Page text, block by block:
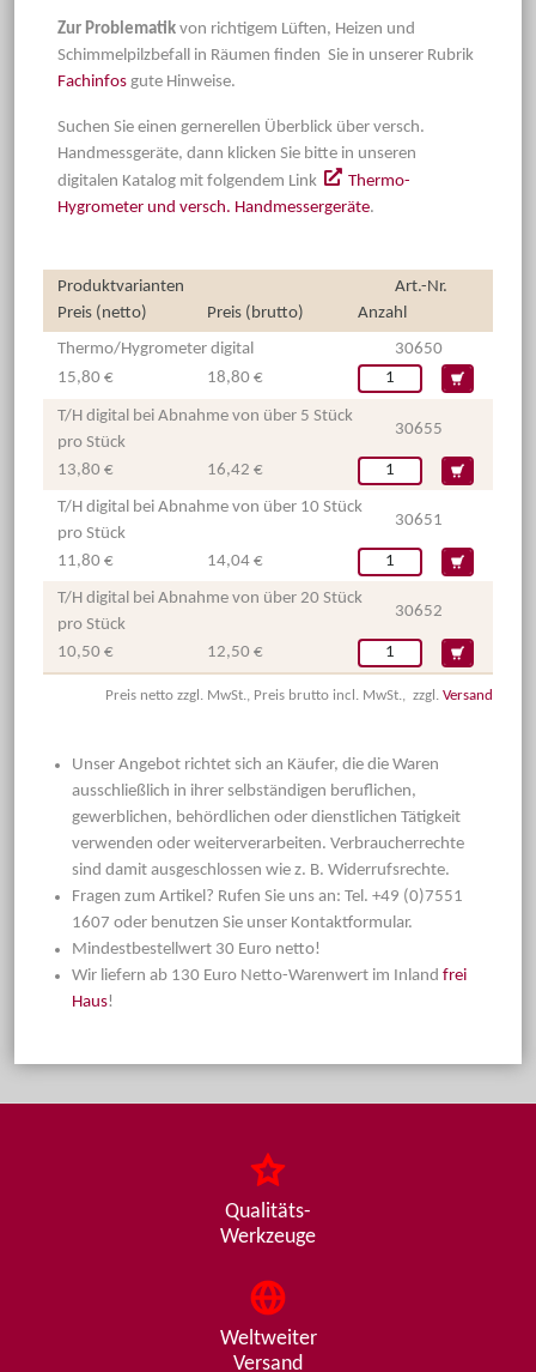
Zur Problematik von richtigem Lüften, Heizen und
Schimmelpilzbefall in Räumen finden Sie in unserer Rubrik
Fachinfos gute Hinweise.
Suchen Sie einen gernerellen Überblick über versch.
Handmessgeräte, dann klicken Sie bitte in unseren
digitalen Katalog mit folgendem Link
Thermo-
Hygrometer und versch. Handmessergeräte.
Produktvarianten
Art.-Nr.
Preis (netto)
Preis (brutto) Anzahl
Thermo/Hygrometer digital
30650
15,80 €
18,80 €
T/H digital bei Abnahme von über 5 Stück
pro Stück
30655
13,80 € 16,42 €
T/H digital bei Abnahme von über 10 Stück
pro Stück
30651
11,80 € 14,04 €
T/H digital bei Abnahme von über 20 Stück
pro Stück
30652
10,50 € 12,50 €
Preis netto zzgl. MwSt., Preis brutto incl. MwSt., zzgl. Versand
Unser Angebot richtet sich an Käufer, die die Waren
ausschließlich in ihrer selbständigen beruflichen,
gewerblichen, behördlichen oder dienstlichen Tätigkeit
verwenden oder weiterverarbeiten. Verbraucherrechte
sind damit ausgeschlossen wie z. B. Widerrufsrechte.
Fragen zum Artikel? Rufen Sie uns an: Tel. +49 (0)7551
1607 oder benutzen Sie unser Kontaktformular.
Mindestbestellwert 30 Euro netto!
Wir liefern ab 130 Euro Netto-Warenwert im Inland frei
Haus!
Qualitäts-
Werkzeuge
Weltweiter
Versand